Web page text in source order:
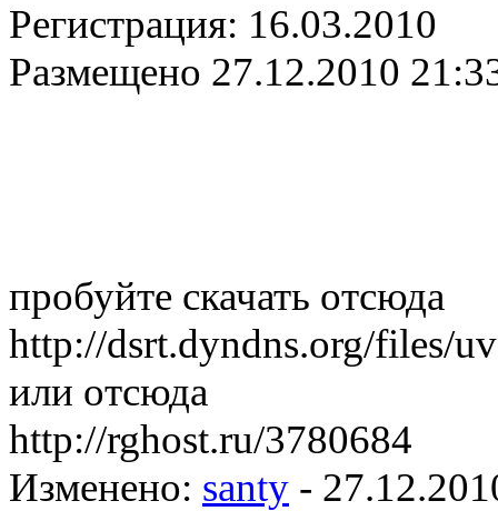
Регистрация: 16.03.2010
Размещено 27.12.2010
пробуйте скачать отсюда
http://dsrt.dyndns.org/files/
или отсюда
http://rghost.ru/3780684
Изменено: santy -